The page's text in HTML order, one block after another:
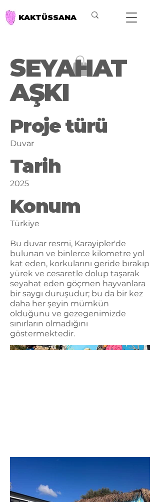
KAKTÜSSANA
SEYAHAT
AŞKI
Proje türü
Duvar
Tarih
2025
Konum
Türkiye
Bu duvar resmi, Karayipler'de
bulunan ve binlerce kilometre yol
kat eden, korkularını geride bırakıp
yürek ve cesaretle dolup taşarak
seyahat eden göçmen hayvanlara
bir saygı duruşudur; bu da bir kez
daha her şeyin mümkün
olduğunu ve gezegenimizde
sınırların olmadığını
göstermektedir.